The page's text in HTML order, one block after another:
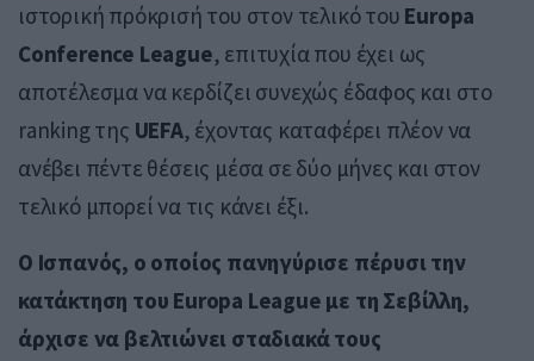
ιστορική πρόκρισή του στον τελικό του Europa
Conference League, επιτυχία που έχει ως
αποτέλεσμα να κερδίζει συνεχώς έδαφος και στο
ranking της UEFA, έχοντας καταφέρει πλέον να
ανέβει πέντε θέσεις μέσα σε δύο μήνες και στον
τελικό μπορεί να τις κάνει έξι.
Ο Ισπανός, ο οποίος πανηγύρισε πέρυσι την
κατάκτηση του Europa League με τη Σεβίλλη,
άρχισε να βελτιώνει σταδιακά τους